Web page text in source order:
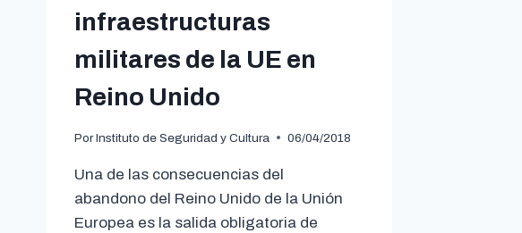
infraestructuras
militares de la UE en
Reino Unido
Por Instituto de Seguridad y Cultura 06/04/2018
Una de las consecuencias del
abandono del Reino Unido de la Unión
Europea es la salida obligatoria de